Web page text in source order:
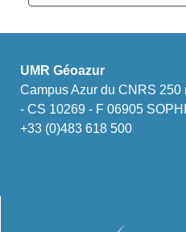
UMR Géoazur
Campus Azur du CNRS 250
- CS 10269 - F 06905
+33 (0)483 618 500